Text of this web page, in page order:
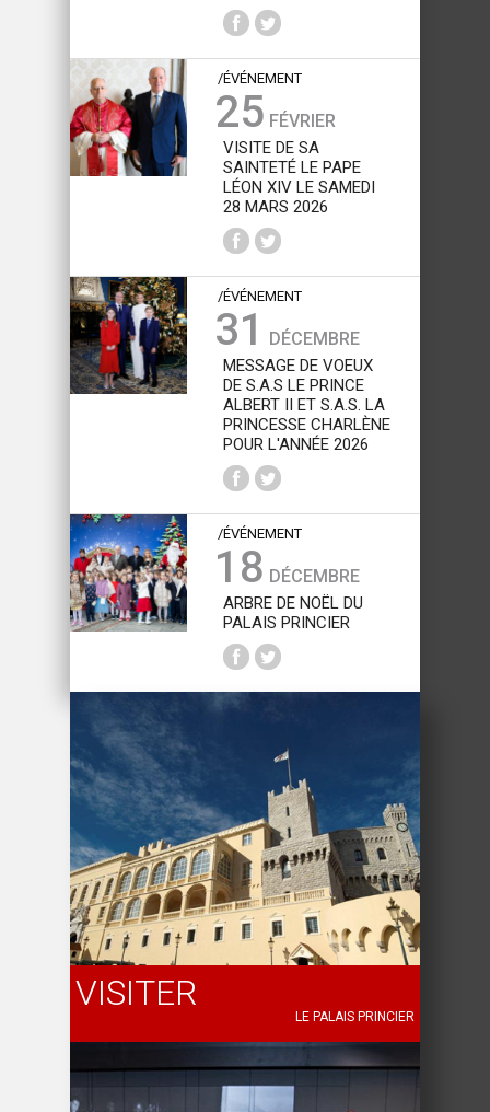
25 FÉVRIER
VISITE DE SA
SAINTETÉ LE PAPE
LÉON XIV LE SAMEDI
28 MARS 2026
/ÉVÉNEMENT
31 DÉCEMBRE
MESSAGE DE VOEUX
DE S.A.S LE PRINCE
ALBERT II ET S.A.S. LA
PRINCESSE CHARLÈNE
POUR L'ANNÉE 2026
/ÉVÉNEMENT
18 DÉCEMBRE
ARBRE DE NOËL DU
PALAIS PRINCIER
/ÉVÉNEMENT
VISITER
LE PALAIS PRINCIER